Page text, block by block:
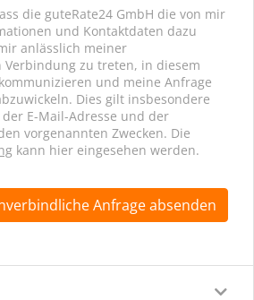
die guteRate24 GmbH die von mir
und Kontaktdaten dazu
anlässlich meiner
Verbindung zu treten, in diesem
und meine Anfrage
Dies gilt insbesondere
E-Mail-Adresse und der
vorgenannten Zwecken. Die
kann hier eingesehen werden.
Anfrage absenden